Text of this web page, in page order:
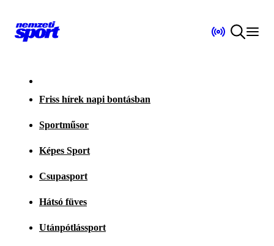
Friss hírek napi bontásban
Sportműsor
Képes Sport
Csupasport
Hátsó füves
Utánpótlássport